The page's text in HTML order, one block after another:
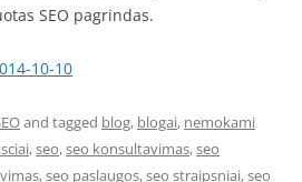
SEO pagrindas.
10-10
and tagged blog, blogai, nemokami
,seo,seo konsultavimas,seo
,seo paslaugos,seo straipsniai,seo